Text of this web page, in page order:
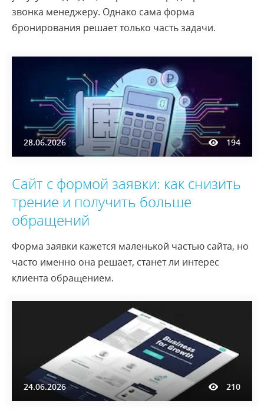
звонка менеджеру. Однако сама форма
бронирования решает только часть задачи.
28.06.2026 194
Сайт с формой заявки: как снизить
трение и получить больше
обращений
Форма заявки кажется маленькой частью сайта, но
часто именно она решает, станет ли интерес
клиента обращением.
24.06.2026 210